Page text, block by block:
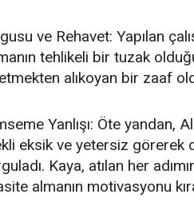
ve Rehavet: Yapılan
tehlikeli bir tuzak
alıkoyan bir zaaf
Yanlışı: Öte yandan,
eksik ve yetersiz
Kaya, atılan her
almanın motivasyonu